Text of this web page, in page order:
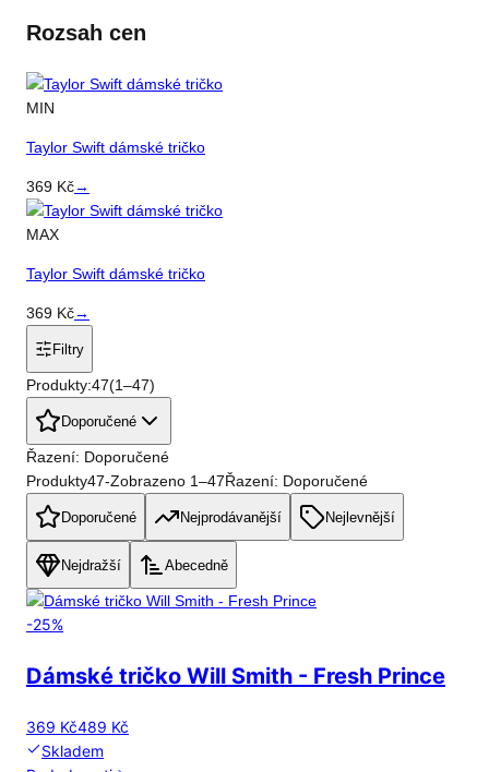
Rozsah cen
MIN
Taylor Swift dámské tričko
369 Kč→
MAX
Taylor Swift dámské tričko
369 Kč→
Filtry
Produkty:47(1–47)
Doporučené
Řazení: Doporučené
Produkty47-Zobrazeno 1–47Řazení: Doporučené
Doporučené Nejprodávanější Nejlevnější
Nejdražší Abecedně
-25%
Dámské tričko Will Smith - Fresh Prince
369 Kč489 Kč
Skladem